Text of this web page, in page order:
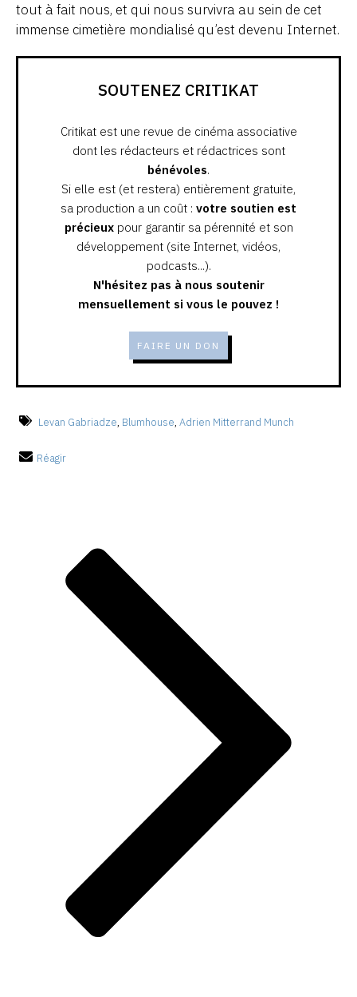
tout à fait nous, et qui nous survivra au sein de cet
immense cimetière mondialisé qu’est devenu Internet.
SOUTENEZ CRITIKAT
Critikat est une revue de cinéma associative
dont les rédacteurs et rédactrices sont
bénévoles.
Si elle est (et restera) entièrement gratuite,
sa production a un coût : votre soutien est
précieuxpour garantir sa pérennité et son
développement (site Internet, vidéos,
podcasts...).
N'hésitez pas à nous soutenir
mensuellement si vous le pouvez !
FAIRE UN DON
Levan Gabriadze, Blumhouse, Adrien Mitterrand Munch
Réagir